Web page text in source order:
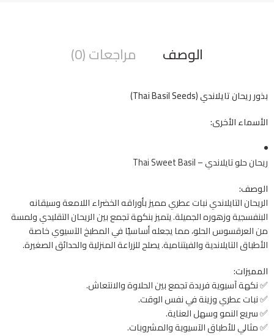
الوصف مراجعات (0)
بذور ريحان تايلاندي (Thai Basil Seeds)
الأسماء الأخرى:
ريحان حلو تايلاندي – Thai Sweet Basil
الوصف:
الريحان التايلاندي نبات عطري مميز بأوراقه الخضراء اللامعة وسيقانه
البنفسجية وزهوره الجميلة. يتميز بنكهة تجمع بين الريحان التقليدي ولمسة
من العرقسوس الحلو، مما يجعله أساسيًا في المطبخ الآسيوي خاصة
الأطباق التايلاندية والفيتنامية. يصلح للزراعة المنزلية والحدائق الصغيرة.
المميزات:
✅ نكهة آسيوية فريدة تجمع بين الحلاوة والانتعاش.
✅ نبات عطري وزينة في نفس الوقت.
✅ سريع النمو وسهل العناية.
✅ مثالي للأطباق الآسيوية والمشروبات.